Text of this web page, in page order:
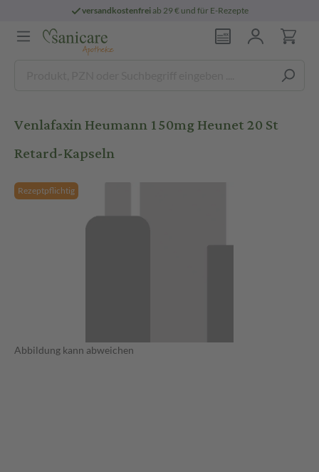
versandkostenfreiab 29 € und für E-Rezepte
Venlafaxin Heumann 150mg Heunet 20 St
Retard-Kapseln
Rezeptpflichtig
Abbildung kann abweichen